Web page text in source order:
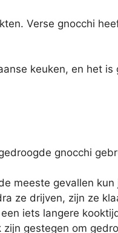
Verse gnocchi
keuken, en het
gnocchi
meeste gevallen
ze drijven, zijn ze
iets langere
gestegen om